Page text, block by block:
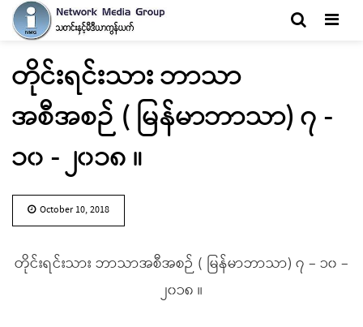
တိုင်းရင်းသား ဘာသာ
အစီအစဉ် ( မြန်မာဘာသာ) ၇ -
၁၀ - ၂၀၁၈ ။
October 10, 2018
တိုင်းရင်းသား ဘာသာအစီအစဉ် ( မြန်မာဘာသာ) ၇ – ၁၀ –
၂၀၁၈ ။